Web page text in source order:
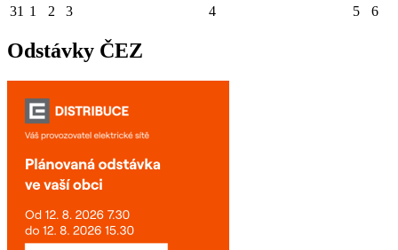
31 1 2 3 4 5 6
Odstávky ČEZ